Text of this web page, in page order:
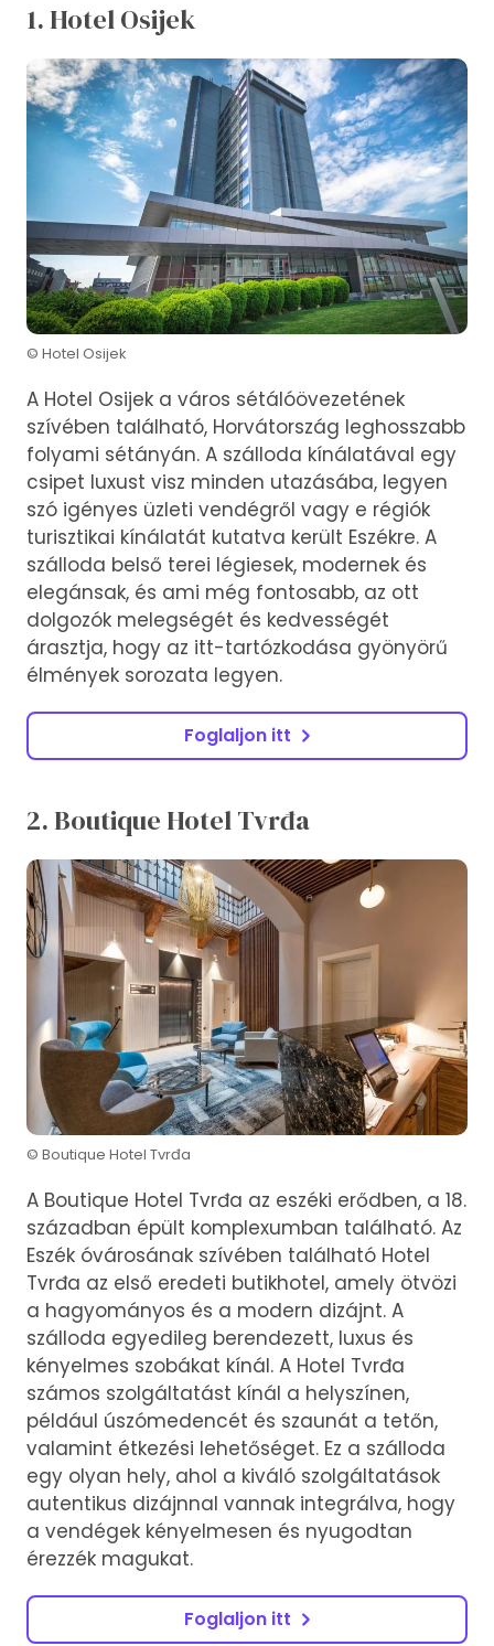
1. Hotel Osijek
© Hotel Osijek
A Hotel Osijek a város sétálóövezetének
szívében található, Horvátország leghosszabb
folyami sétányán. A szálloda kínálatával egy
csipet luxust visz minden utazásába, legyen
szó igényes üzleti vendégről vagy e régiók
turisztikai kínálatát kutatva került Eszékre. A
szálloda belső terei légiesek, modernek és
elegánsak, és ami még fontosabb, az ott
dolgozók melegségét és kedvességét
árasztja, hogy az itt-tartózkodása gyönyörű
élmények sorozata legyen.
Foglaljon itt
2. Boutique Hotel Tvrđa
© Boutique Hotel Tvrđa
A Boutique Hotel Tvrđa az eszéki erődben, a 18.
században épült komplexumban található. Az
Eszék óvárosának szívében található Hotel
Tvrđa az első eredeti butikhotel, amely ötvözi
a hagyományos és a modern dizájnt. A
szálloda egyedileg berendezett, luxus és
kényelmes szobákat kínál. A Hotel Tvrđa
számos szolgáltatást kínál a helyszínen,
például úszómedencét és szaunát a tetőn,
valamint étkezési lehetőséget. Ez a szálloda
egy olyan hely, ahol a kiváló szolgáltatások
autentikus dizájnnal vannak integrálva, hogy
a vendégek kényelmesen és nyugodtan
érezzék magukat.
Foglaljon itt